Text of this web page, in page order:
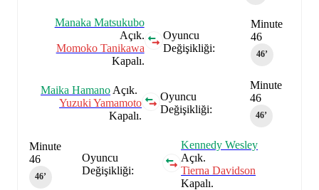
Minute
46
46‎’‎
Oyuncu
Değişikliği:
Manaka Matsukubo
Açık.
Momoko Tanikawa
Kapalı.
Minute
46
46‎’‎
Oyuncu
Değişikliği:
Maika Hamano Açık.
Yuzuki Yamamoto
Kapalı.
Oyuncu
Değişikliği:
Kennedy Wesley
Açık.
Tierna Davidson
Kapalı.
Minute
46
46‎’‎